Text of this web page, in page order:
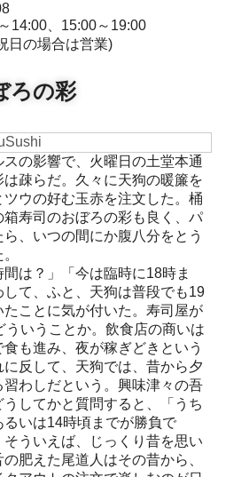
14:00、15:00～19:00
の場合は営業)
ろの彩
の影響で、火曜日の土堂本通
は疎らだ。久々に天狗の暖簾を
ツウの好む玉赤を注文した。桶
箱寿司のおぼろの彩も良く、パ
、いつの間にか腹八分をとう
間は？」「今は臨時に18時ま
して、ふと、天狗は普段でも19
たことに気が付いた。寿司屋が
ういうことか。飲食店の商いは
も進み、夜が稼ぎどきという
反して、天狗では、昔から夕
わしだという。興味津々の吾
してかと質問すると、「うち
いは14時頃までが勝負で
ういえば、じっくり昔を思い
肥えた尾道人はその昔から、